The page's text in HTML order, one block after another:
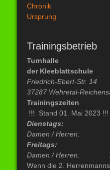
Chronik
Ursprung
Trainingsbetrieb
Turnhalle
der Kleeblattschule
Friedrich-Ebert-Str. 14
37287 Wehretal-
Trainingszeiten
!!! Stand 01. Mai 2023 !!!
Dienstags:
Damen / Herren:
Freitags:
Damen / Herren:
Wenn die 2.